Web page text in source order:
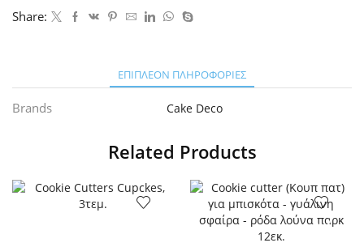
Share:
ΕΠΙΠΛΈΟΝ ΠΛΗΡΟΦΟΡΊΕΣ
Brands Cake Deco
Related Products